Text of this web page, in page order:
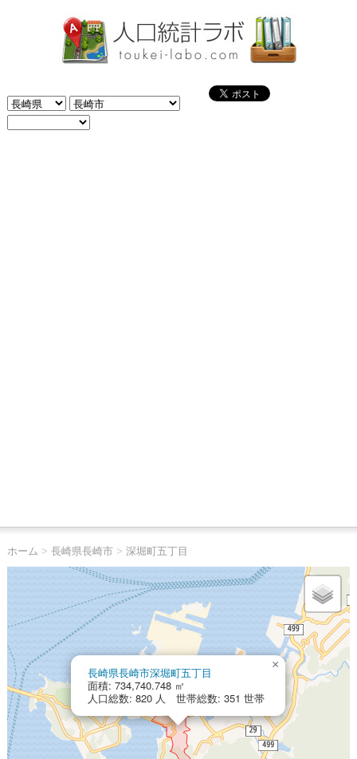
ホーム > 長崎県長崎市> 深堀町五丁目
長崎県長崎市深堀町五丁目
面積: 734,740.748 ㎡
人口総数: 820 人 世帯総数: 351 世帯
×